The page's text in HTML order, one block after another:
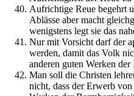
Aufrichtige Reue begehrt
Ablässe aber macht
wenigstens legt sie das
Nur mit Vorsicht darf der
werden, damit das Volk
anderen guten Werken
Man soll die Christen
nicht, dass der Erwerb